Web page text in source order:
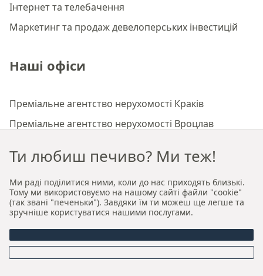
Інтернет та телебачення
Маркетинг та продаж девелоперських інвестицій
Наші офіси
Преміальне агентство нерухомості Краків
Преміальне агентство нерухомості Вроцлав
Про нас
Хто ми
Наша авторська модель продажу та оренди
Керівництво
Ти любиш печиво? Ми теж!
Ми раді поділитися ними, коли до нас приходять близькі.
Тому ми використовуємо на нашому сайті файли "cookie"
(так звані "печеньки"). Завдяки їм ти можеш ще легше та
зручніше користуватися нашими послугами.